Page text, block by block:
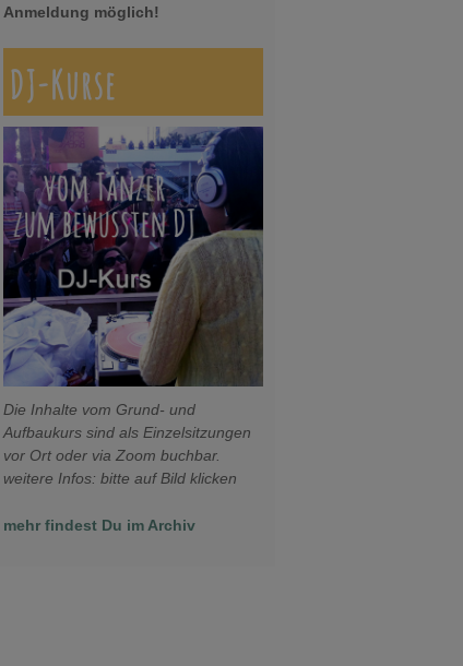
Anmeldung möglich!
DJ-Kurse
Die Inhalte vom Grund- und
Aufbaukurs sind als Einzelsitzungen
vor Ort oder via Zoom buchbar.
weitere Infos: bitte auf Bild klicken
mehr findest Du im Archiv